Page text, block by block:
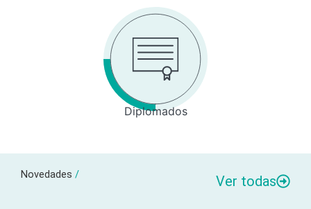
Diplomados
Novedades / Ver todas